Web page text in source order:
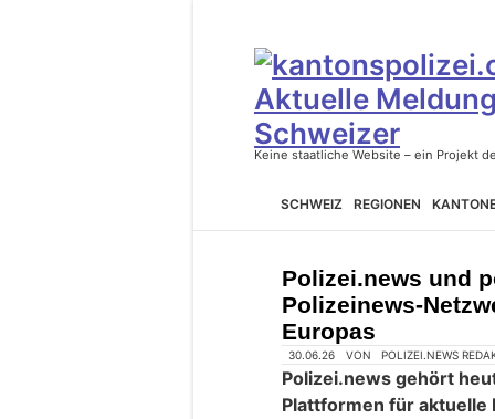
SCHWEIZ REGIONEN
Polizei.news und
Polizeinews-
Europas
30.06.26 VON POLIZEI.NEWS
Polizei.news gehört
Plattformen für aktuelle